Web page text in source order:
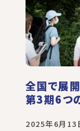
全国で展開
第3期6つ
2025年6月13